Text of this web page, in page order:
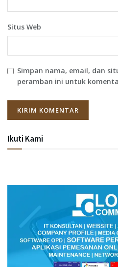
Situs Web
Simpan nama, email, dan
peramban ini untuk
Ikuti Kami